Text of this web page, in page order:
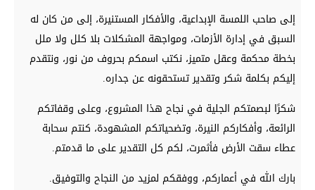
إلى صاحب اللمسة الإبداعية، والأفكار المستنيرة، إلى من كان له
السبق في إدارة الأزمات، ومواجهة المشكلات بلا كلل ولا ملل
بخطة محكمة وعقل متميز، نكتب اسمكم بحروف من نور، ونتقدم
إليكم بكلمة شكر وتقدير تستحقونه عن جداره.
شكرًا لبصمتكم الجلية في نجاح هذا المشروع، وعلى وقفاتكم
الرائعة، وأفكاركم النيرة، وتضحياتكم المشهودة، كنتم سحابة
عطاء سقت الأرض فأثمرت، لكم كل التقدير على ما قدمتم.
بارك الله في أعماركم، ووفقكم لمزيد من النجاح والتوفيق.